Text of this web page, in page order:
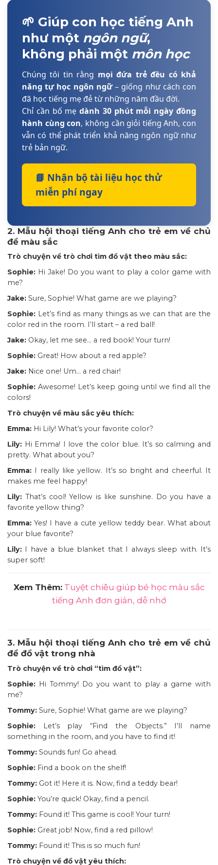
🌱 Giúp con học tiếng Anh
như một ngôn ngữ,
không phải một môn học
Chúng tôi tin rằng mọi đứa trẻ đều có khả
năng tự học ngôn ngữ– giống như cách con
đã học tiếng mẹ đẻ từ những năm đầu đời.
Chỉ cần bố mẹdành 30 phút mỗi ngày đồng
hành cùng con, không cần giỏi tiếng Anh, con
vẫn có thể phát triển khả năng ngôn ngữ như
trẻ bản ngữ.
📘 Nhận bộ tài liệu học thử
miễn phí ngay
2. Mẫu hội thoại tiếng Anh cho trẻ em về chủ
đề màu sắc
Trò chuyện về trò chơi tìm đồ vật theo màu sắc:
Sophie: Hi Jake! Do you want to play a color game with
me?
Jake: Sure, Sophie! What game are we playing?
Sophie: Let’s find as many things as we can that are the
color red in the room. I’ll start – a red ball!
Jake: Okay, let me see… a red book! Your turn!
Sophie: Great! How about a red apple?
Jake: Nice one! Um… a red chair!
Sophie: Awesome! Let’s keep going until we find all the
colors!
Trò chuyện về màu sắc yêu thích:
Emma: Hi Lily! What’s your favorite color?
Lily: Hi Emma! I love the color blue. It’s so calming and
pretty. What about you?
Emma: I really like yellow. It’s so bright and cheerful. It
makes me feel happy!
Lily: That’s cool! Yellow is like sunshine. Do you have a
favorite yellow thing?
Emma: Yes! I have a cute yellow teddy bear. What about
your blue favorite?
Lily:
I have a blue blanket that I always sleep with. It’s
super soft!
Xem Thêm:Tuyệt chiêu giúp bé học màu sắc
tiếng Anh đơn giản, dễ nhớ
3. Mẫu hội thoại tiếng Anh cho trẻ em về chủ
đề đồ vật trong nhà
Trò chuyện về trò chơi “tìm đồ vật”:
Sophie: Hi Tommy! Do you want to play a game with
me?
Tommy: Sure, Sophie! What game are we playing?
Sophie: Let’s play “Find the Objects.” I’ll name
something in the room, and you have to find it!
Tommy: Sounds fun! Go ahead.
Sophie: Find a book on the shelf!
Tommy: Got it! Here it is. Now, find a teddy bear!
Sophie: You’re quick! Okay, find a pencil.
Tommy: Found it! This game is cool! Your turn!
Sophie: Great job! Now, find a red pillow!
Tommy: Found it! This is so much fun!
Trò chuyện về đồ vật yêu thích: